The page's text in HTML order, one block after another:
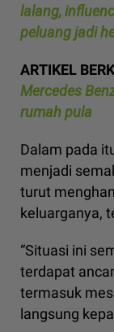
lalang,
peluang jadi
ARTIKEL
Mercedes
rumah pula
Dalam pada
menjadi
turut
keluarganya,
“Situasi ini
terdapat
termasuk
langsung